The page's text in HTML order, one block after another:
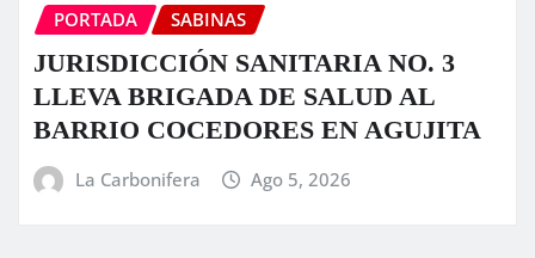
PORTADA SABINAS
JURISDICCIÓN SANITARIA NO. 3
LLEVA BRIGADA DE SALUD AL
BARRIO COCEDORES EN AGUJITA
La Carbonifera Ago 5, 2026